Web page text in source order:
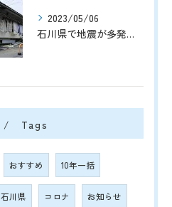
2023/05/06
石川県で地震が多発！地震保険の補償内容と給付金（保険金）はいくらもらえる？
Tags
おすすめ 10年一括
石川県 コロナ お知らせ